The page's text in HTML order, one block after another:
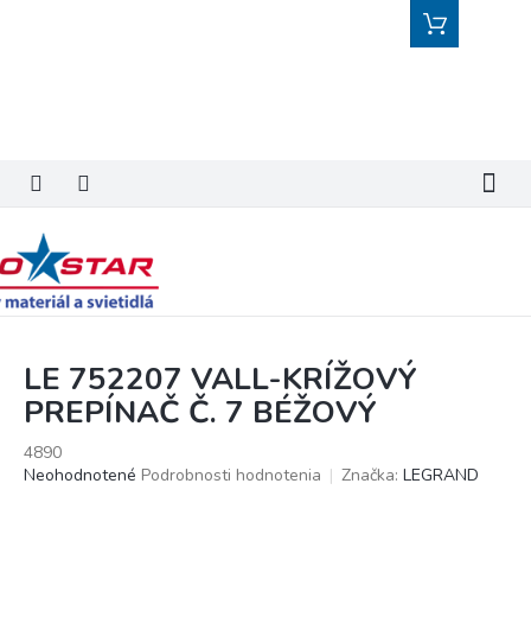
Nákupný
košík
LE 752207 VALL-KRÍŽOVÝ
PREPÍNAČ Č. 7 BÉŽOVÝ
4890
Priemerné
Neohodnotené Podrobnosti hodnotenia Značka: LEGRAND